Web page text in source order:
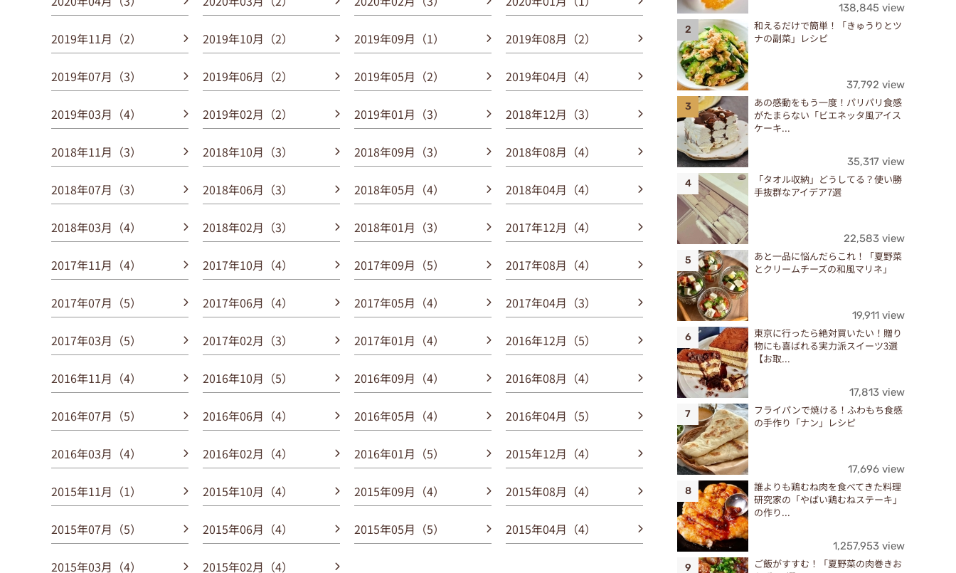
2019年11月（2） 2019年10月（2） 2019年09月（1） 2019年08月（2）
2019年07月（3） 2019年06月（2） 2019年05月（2） 2019年04月（4）
2019年03月（4） 2019年02月（2） 2019年01月（3） 2018年12月（3）
2018年11月（3） 2018年10月（3） 2018年09月（3） 2018年08月（4）
2018年07月（3） 2018年06月（3） 2018年05月（4） 2018年04月（4）
2018年03月（4） 2018年02月（3） 2018年01月（3） 2017年12月（4）
2017年11月（4） 2017年10月（4） 2017年09月（5） 2017年08月（4）
2017年07月（5） 2017年06月（4） 2017年05月（4） 2017年04月（3）
2017年03月（5） 2017年02月（3） 2017年01月（4） 2016年12月（5）
2016年11月（4） 2016年10月（5） 2016年09月（4） 2016年08月（4）
2016年07月（5） 2016年06月（4） 2016年05月（4） 2016年04月（5）
2016年03月（4） 2016年02月（4） 2016年01月（5） 2015年12月（4）
2015年11月（1） 2015年10月（4） 2015年09月（4） 2015年08月（4）
2015年07月（5） 2015年06月（4） 2015年05月（5） 2015年04月（4）
2015年03月（4） 2015年02月（4）
138,845 view
和えるだけで簡単！「きゅうりとツ
ナの副菜」レシピ
37,792 view
あの感動をもう一度！パリパリ食感
がたまらない「ビエネッタ風アイス
ケーキ...
35,317 view
「タオル収納」どうしてる？使い勝
手抜群なアイデア7選
22,583 view
あと一品に悩んだらこれ！「夏野菜
とクリームチーズの和風マリネ」
19,911 view
東京に行ったら絶対買いたい！贈り
物にも喜ばれる実力派スイーツ3選
【お取...
17,813 view
フライパンで焼ける！ふわもち食感
の手作り「ナン」レシピ
17,696 view
誰よりも鶏むね肉を食べてきた料理
研究家の「やばい鶏むねステーキ」
の作り...
1,257,953 view
ご飯がすすむ！「夏野菜の肉巻きお